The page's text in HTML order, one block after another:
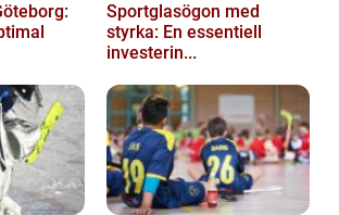
Sportglasögon med
styrka: En essentiell
investerin...